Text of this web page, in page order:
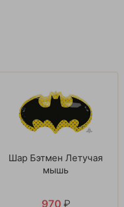
Шар Бэтмен Летучая
мышь
970 ₽